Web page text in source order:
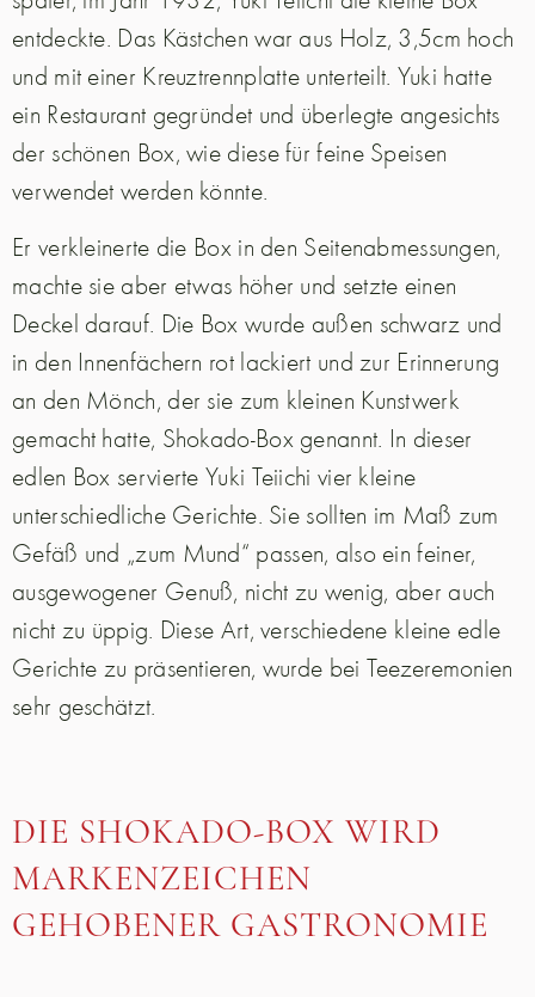
entdeckte. Das Kästchen war aus Holz, 3,5cm hoch
und mit einer Kreuztrennplatte unterteilt. Yuki hatte
ein Restaurant gegründet und überlegte angesichts
der schönen Box, wie diese für feine Speisen
verwendet werden könnte.
Er verkleinerte die Box in den Seitenabmessungen,
machte sie aber etwas höher und setzte einen
Deckel darauf. Die Box wurde außen schwarz und
in den Innenfächern rot lackiert und zur Erinnerung
an den Mönch, der sie zum kleinen Kunstwerk
gemacht hatte, Shokado-Box genannt. In dieser
edlen Box servierte Yuki Teiichi vier kleine
unterschiedliche Gerichte. Sie sollten im Maß zum
Gefäß und „zum Mund“ passen, also ein feiner,
ausgewogener Genuß, nicht zu wenig, aber auch
nicht zu üppig. Diese Art, verschiedene kleine edle
Gerichte zu präsentieren, wurde bei Teezeremonien
sehr geschätzt.
DIE SHOKADO-BOX WIRD
MARKENZEICHEN
GEHOBENER GASTRONOMIE